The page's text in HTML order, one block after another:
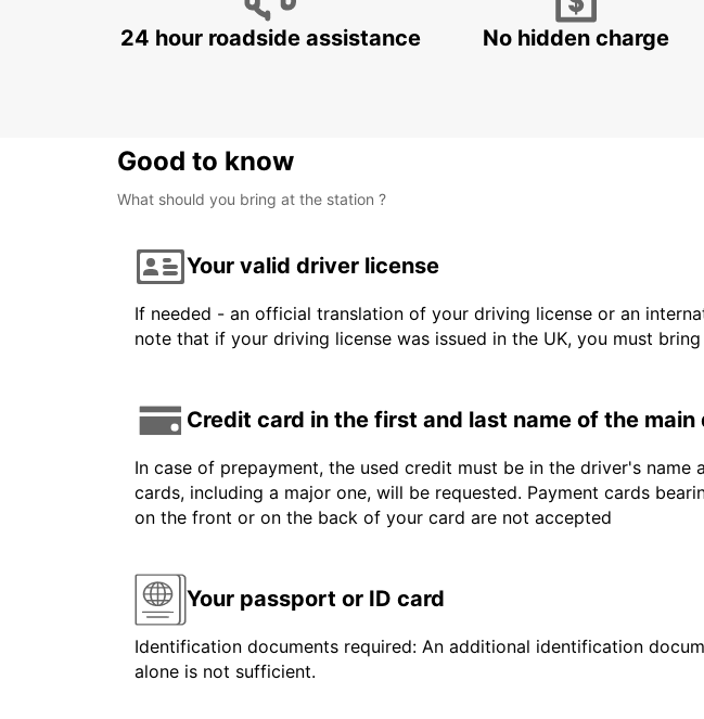
24 hour roadside assistance No hidden charge
Good to know
What should you bring at the station ?
Your valid driver license
If needed - an official translation of your driving license or an
note that if your driving license was issued in the UK, you must
Credit card in the first and last name of the main
In case of prepayment, the used credit must be in the driver's
cards, including a major one, will be requested. Payment cards
on the front or on the back of your card are not accepted
Your passport or ID card
Identification documents required: An additional identification
alone is not sufficient.